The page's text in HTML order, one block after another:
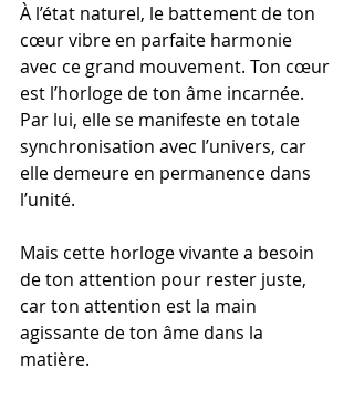
À l’état naturel, le battement de ton
cœur vibre en parfaite harmonie
avec ce grand mouvement. Ton cœur
est l’horloge de ton âme incarnée.
Par lui, elle se manifeste en totale
synchronisation avec l’univers, car
elle demeure en permanence dans
l’unité.
Mais cette horloge vivante a besoin
de ton attention pour rester juste,
car ton attention est la main
agissante de ton âme dans la
matière.